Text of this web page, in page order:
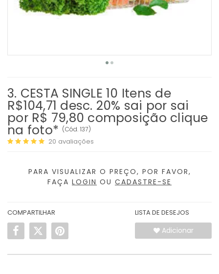
3. CESTA SINGLE 10 Itens de
R$104,71 desc. 20% sai por sai
por R$ 79,80 composição clique
na foto* (Cód. 137)
20 avaliações
PARA VISUALIZAR O PREÇO, POR FAVOR,
FAÇA LOGIN OU CADASTRE-SE
COMPARTILHAR LISTA DE DESEJOS
Adicionar